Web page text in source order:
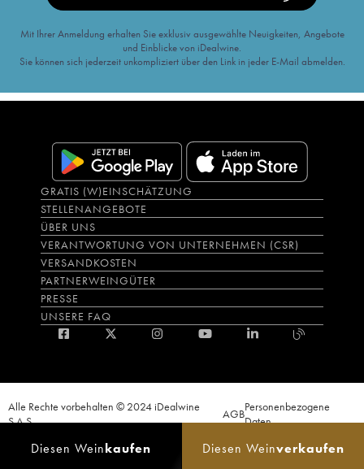
Diesen Weinkaufen Diesen Weinverkaufen
Mit Ihrer Anmeldung erhalten Sie exklusiv ausgewählte Neuigkeiten, Angebote
und Einblicke von iDealwine.
Sie können sich jederzeit unkompliziert über den Link in jeder E-Mail abmelden.
GRATIS (W)EINSCHÄTZUNG
STELLENANGEBOTE
ÜBER UNS
VERANTWORTUNG VON UNTERNEHMEN (CSR)
VERSANDKOSTEN
PARTNERWEINGÜTER
PRESSE
UNSERE FAQ
Alle Rechte vorbehalten © 2024 iDealwine
S.A.S.
AGBPersonenbezogene
Daten
Verkaufs verlangt. CODE DE LA SANTÉ PUBLIQUE, ART.L.3342-1 et L.3353-3